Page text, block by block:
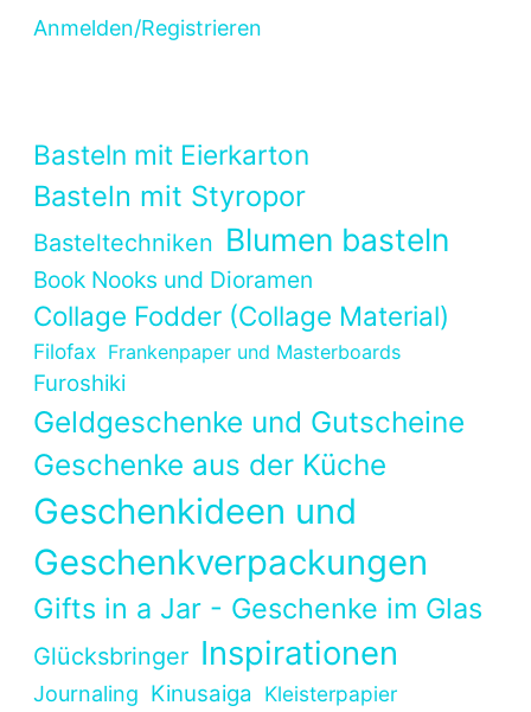
Anmelden/Registrieren
Basteln mit Eierkarton
Basteln mit Styropor
Basteltechniken Blumen basteln
Book Nooks und Dioramen
Collage Fodder (Collage Material)
Filofax Frankenpaper und Masterboards
Furoshiki
Geldgeschenke und Gutscheine
Geschenke aus der Küche
Geschenkideen und
Geschenkverpackungen
Gifts in a Jar - Geschenke im Glas
Glücksbringer Inspirationen
Journaling Kinusaiga Kleisterpapier